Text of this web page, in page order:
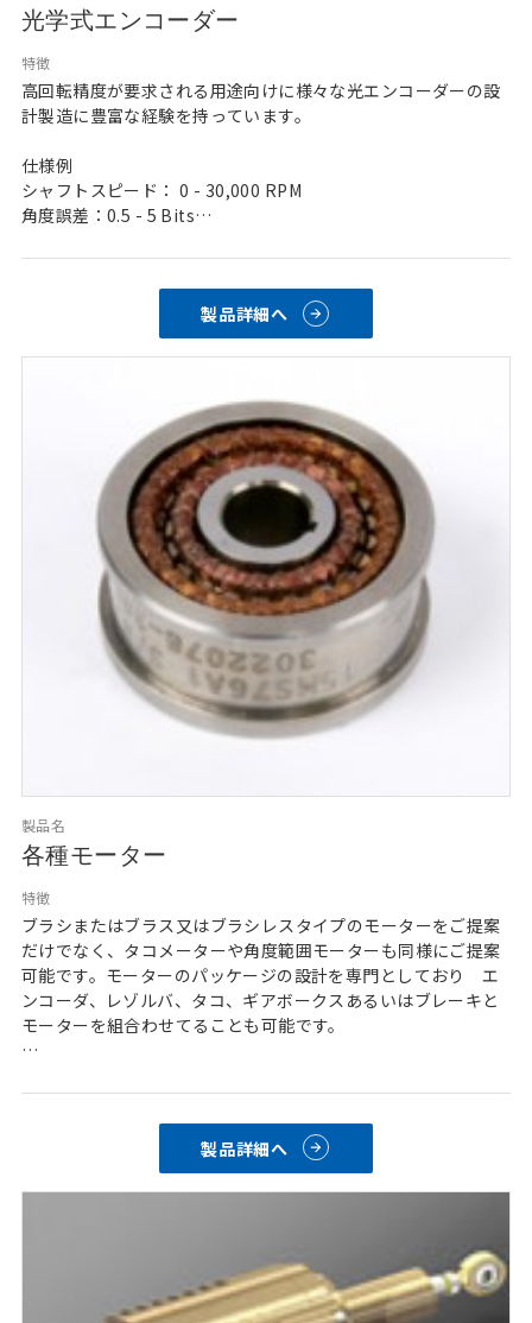
光学式エンコーダー
特徴
高回転精度が要求される用途向けに様々な光エンコーダーの設
計製造に豊富な経験を持っています。
仕様例
シャフトスピード： 0 - 30,000 RPM
角度誤差：0.5 - 5 Bits
比較誤差：±0.75±120.0
用途例：レーダー、射撃装置、熱画像装置、
アビオニクス、ミサイル制御フィン、
シュミレーター、天体望遠鏡など
製品名
各種モーター
特徴
ブラシまたはブラス又はブラシレスタイプのモーターをご提案
だけでなく、タコメーターや角度範囲モーターも同様にご提案
可能です。モーターのパッケージの設計を専門としており　エ
ンコーダ、レゾルバ、タコ、ギアボークスあるいはブレーキと
モーターを組合わせてることも可能です。
量の調整、弁の作動及び制御）ミサイルのシーカーヘッドジン
製品詳細へ
製品詳細へ